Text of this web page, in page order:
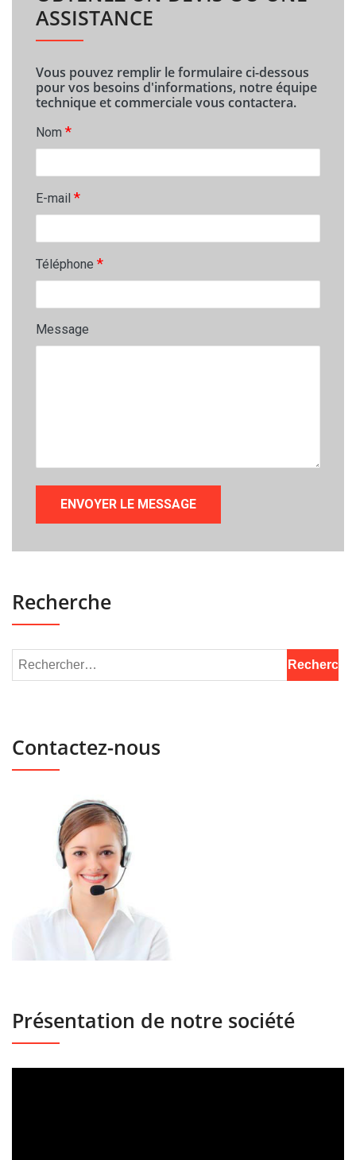
ASSISTANCE
Vous pouvez remplir le formulaire ci-dessous
pour vos besoins d'informations, notre équipe
technique et commerciale vous contactera.
Nom *
E-mail *
Téléphone *
Message
Recherche
Contactez-nous
Présentation de notre société